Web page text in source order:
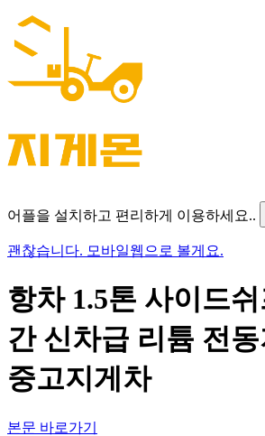
어플을 설치하고 편리하게 이용하세요..
괜찮습니다. 모바일웹으로 볼게요.
항차 1.5톤 사이드
간 신차급 리튬 전
중고지게차
본문 바로가기